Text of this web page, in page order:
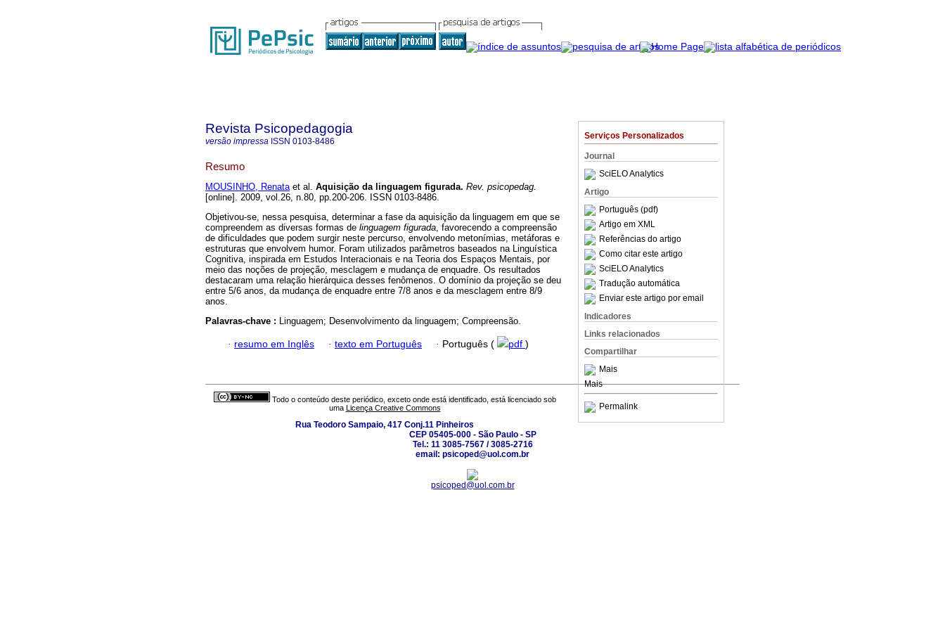
Serviços Personalizados
Journal
SciELO Analytics
Artigo
Português (pdf)
Artigo em XML
Referências do artigo
Como citar este artigo
SciELO Analytics
Tradução automática
Enviar este artigo por email
Indicadores
Links relacionados
Compartilhar
Mais
Mais
Permalink
Revista Psicopedagogia
versão impressa ISSN 0103-8486
Resumo
MOUSINHO, Renataet al. Aquisição da linguagem figurada. Rev. psicopedag.
[online]. 2009, vol.26, n.80, pp.200-206. ISSN 0103-8486.
Objetivou-se, nessa pesquisa, determinar a fase da aquisição da linguagem em que se
compreendem as diversas formas de linguagem figurada, favorecendo a compreensão
de dificuldades que podem surgir neste percurso, envolvendo metonímias, metáforas e
estruturas que envolvem humor. Foram utilizados parâmetros baseados na Linguística
Cognitiva, inspirada em Estudos Interacionais e na Teoria dos Espaços Mentais, por
meio das noções de projeção, mesclagem e mudança de enquadre. Os resultados
destacaram uma relação hierárquica desses fenômenos. O domínio da projeção se deu
entre 5/6 anos, da mudança de enquadre entre 7/8 anos e da mesclagem entre 8/9
anos.
Palavras-chave : Linguagem; Desenvolvimento da linguagem; Compreensão.
· resumo em Inglês · texto em Português · Português ( pdf )
Todo o conteúdo deste periódico, exceto onde está identificado, está licenciado sob
uma Licença Creative Commons
Rua Teodoro Sampaio, 417 Conj.11 Pinheiros
CEP 05405-000 - São Paulo - SP
Tel.: 11 3085-7567 / 3085-2716
email: psicoped@uol.com.br
psicoped@uol.com.br